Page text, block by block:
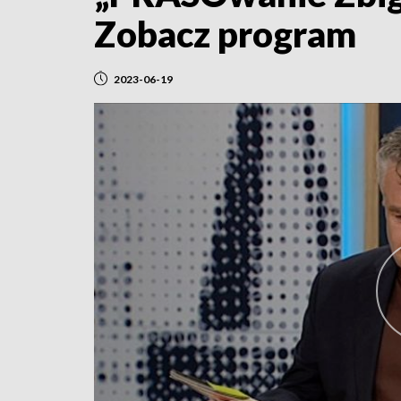
Zobacz program
2023-06-19